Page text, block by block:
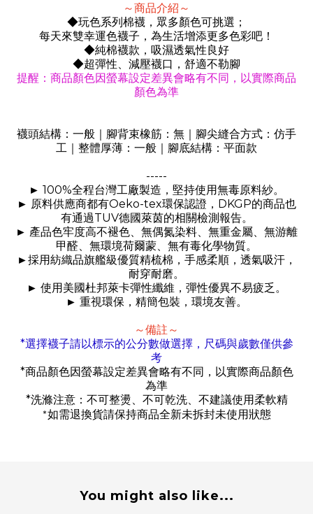
～商品介紹～
◆玩色系列棉襪，眾多顏色可挑選；
每天來雙幸運色襪子，為生活增添更多色彩吧！
◆純棉襪款，吸濕透氣性良好
◆超彈性、減壓襪口，舒適不勒腳
提醒：商品顏色因螢幕設定差異會略有不同，以實際商品
顏色為準
襪頭結構：一般｜腳背束橡筋：無｜腳尖縫合方式：仿手
工｜整體厚薄：一般｜腳底結構：平面款
-----
► 100%全程台灣工廠製造，堅持使用無毒原料紗。
► 原料供應商都有Oeko-tex環保認證， DKGP的商品也
有通過TUV德國萊茵的相關檢測報告。
► 產品色牢度高不褪色、無偶氮染料、無重金屬、無游離
甲醛、無環境荷爾蒙、無有毒化學物質。
►採用紡織品旗艦級優質精梳棉，手感柔順，透氣吸汗，
耐穿耐磨。
► 使用美國杜邦萊卡彈性纖維，彈性優異不易疲乏。
► 重視環保，精簡包裝，環境友善。
～備註～
*選擇襪子請以標示的公分數做選擇，尺碼與歲數僅供參
考
*商品顏色因螢幕設定差異會略有不同，以實際商品顏色
為準
*洗滌注意：不可整燙、不可乾洗、不建議使用柔軟精
*如需退換貨請保持商品全新未拆封未使用狀態
You might also like...